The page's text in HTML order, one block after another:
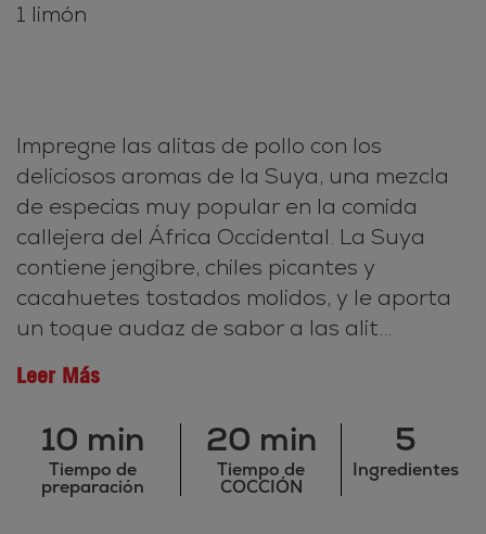
1 limón
Impregne las alitas de pollo con los
deliciosos aromas de la Suya, una mezcla
de especias muy popular en la comida
callejera del África Occidental. La Suya
contiene jengibre, chiles picantes y
cacahuetes tostados molidos, y le aporta
un toque audaz de sabor a las alit...
Leer Más
10 min
Tiempo de
preparación
20 min
Tiempo de
COCCIÓN
5
Ingredientes